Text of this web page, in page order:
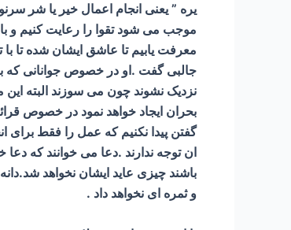
یره ” یعنی انجام اعمال خیر یا شر
موجب می شود تقوا را رعایت کنیم و با
معرفت یابیم تا عاشق ایشان شده تا
جالبی گفت .او در خصوص جوانانی که با
نزدیک نشوند چون می سوزند البته
بحران ایجاد خواهد نمود در خصوص
گفتن پیدا نکنیم که عمل را فقط برای
ان توجه ندارند .دعا می خوانند که دعا
باشند چیزی عاید ایشان نخواهد
و ثمره ای نخواهد داد .